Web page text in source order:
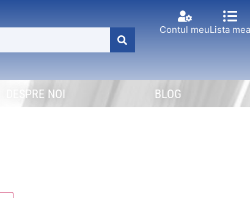
Contul meuLista mea
DESPRE NOI BLOG